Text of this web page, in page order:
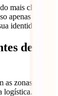
mais clássico
apenas ao
identidade.
de
as zonas onde
logística.